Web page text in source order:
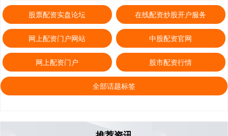
股票配资实盘论坛 在线配资炒股开户服务
网上配资门户网站 中股配资官网
网上配资门户 股市配资行情
全部话题标签